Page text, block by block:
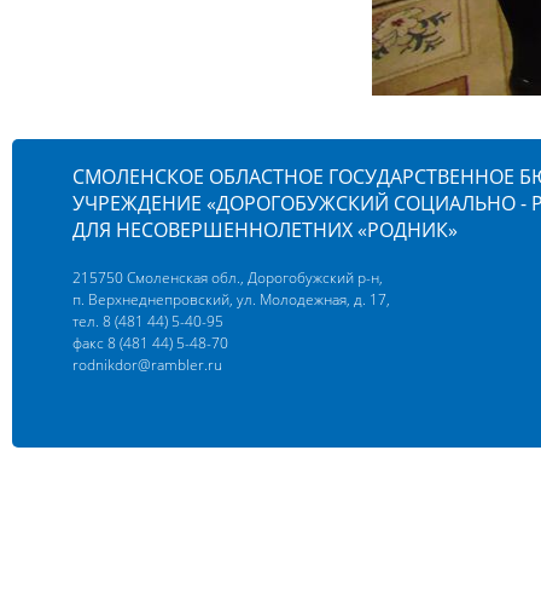
СМОЛЕНСКОЕ ОБЛАСТНОЕ ГОСУДАРСТВЕННОЕ
УЧРЕЖДЕНИЕ «ДОРОГОБУЖСКИЙ СОЦИАЛЬНО -
ДЛЯ НЕСОВЕРШЕННОЛЕТНИХ «РОДНИК»
215750 Смоленская обл., Дорогобужский р-н,
п. Верхнеднепровский, ул. Молодежная, д. 17,
тел. 8 (481 44) 5-40-95
факс 8 (481 44) 5-48-70
rodnikdor@rambler.ru